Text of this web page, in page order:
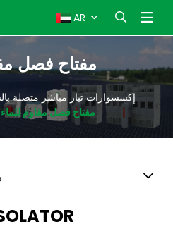
AR
مفتاح فصل
إكسسوارات تيار مباشر متصلة
مفتاح فصل مقاوم للماء